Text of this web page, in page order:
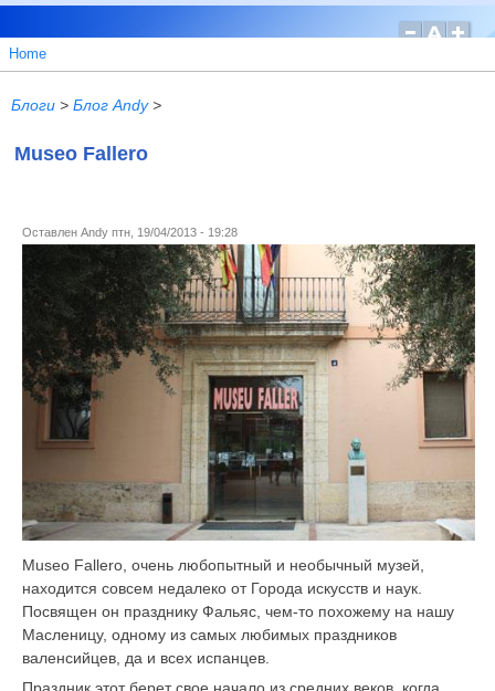
Home
Блоги > Блог Andy>
Museo Fallero
Оставлен Andy птн, 19/04/2013 - 19:28
Museo Fallero, очень любопытный и необычный музей,
находится совсем недалеко от Города искусств и наук.
Посвящен он празднику Фальяс, чем-то похожему на нашу
Масленицу, одному из самых любимых праздников
валенсийцев, да и всех испанцев.